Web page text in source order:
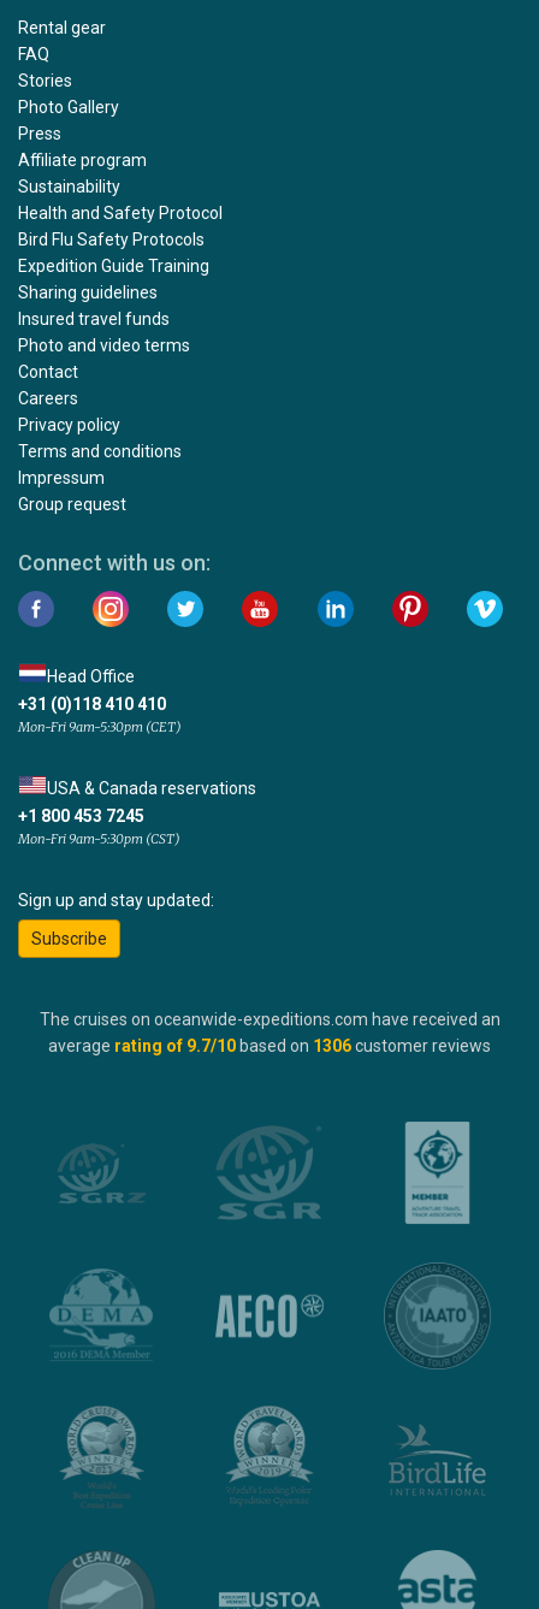
Rental gear
FAQ
Stories
Photo Gallery
Press
Affiliate program
Sustainability
Health and Safety Protocol
Bird Flu Safety Protocols
Expedition Guide Training
Sharing guidelines
Insured travel funds
Photo and video terms
Contact
Careers
Privacy policy
Terms and conditions
Impressum
Group request
Connect with us on:
Head Office
+31 (0)118 410 410
Mon-Fri 9am-5:30pm (CET)
USA & Canada reservations
+1 800 453 7245
Mon-Fri 9am-5:30pm (CST)
Sign up and stay updated:
Subscribe
The cruises on oceanwide-expeditions.com have received an
average rating of 9.7/10 based on 1306customer reviews